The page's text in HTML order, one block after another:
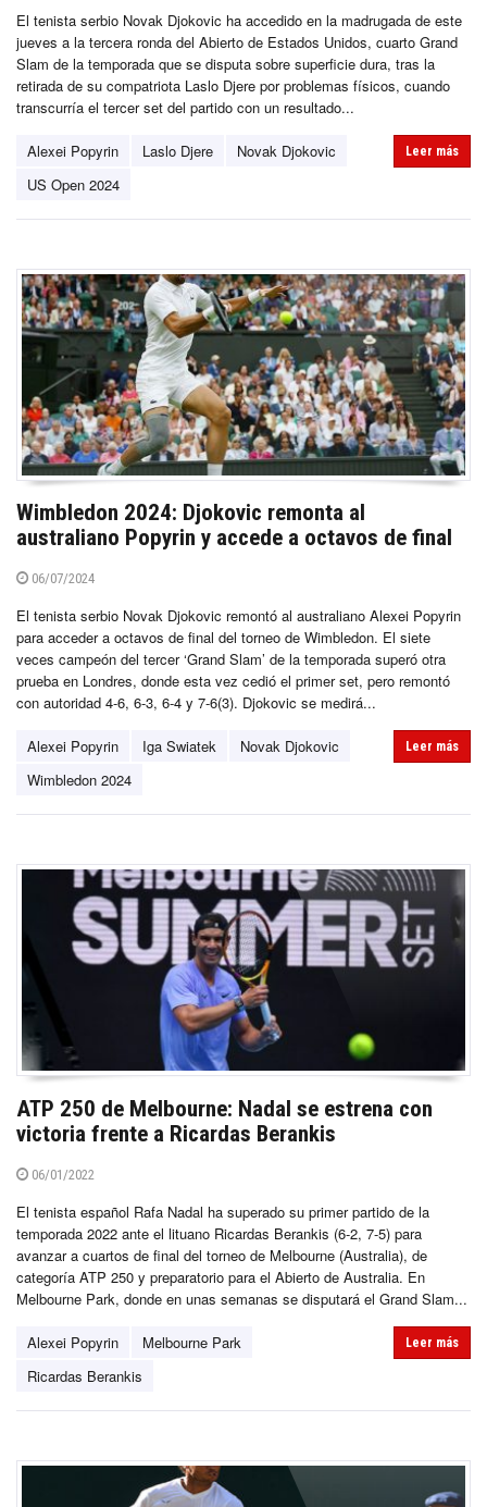
El tenista serbio Novak Djokovic ha accedido en la madrugada de este
jueves a la tercera ronda del Abierto de Estados Unidos, cuarto Grand
Slam de la temporada que se disputa sobre superficie dura, tras la
retirada de su compatriota Laslo Djere por problemas físicos, cuando
transcurría el tercer set del partido con un resultado...
Alexei Popyrin Laslo Djere
Novak Djokovic
US Open 2024
Leer más
Wimbledon 2024: Djokovic remonta al
australiano Popyrin y accede a octavos de final
06/07/2024
El tenista serbio Novak Djokovic remontó al australiano Alexei Popyrin
para acceder a octavos de final del torneo de Wimbledon. El siete
veces campeón del tercer ‘Grand Slam’ de la temporada superó otra
prueba en Londres, donde esta vez cedió el primer set, pero remontó
con autoridad 4-6, 6-3, 6-4 y 7-6(3). Djokovic se medirá...
Alexei Popyrin Iga Swiatek
Novak Djokovic
Wimbledon 2024
Leer más
ATP 250 de Melbourne: Nadal se estrena con
victoria frente a Ricardas Berankis
06/01/2022
El tenista español Rafa Nadal ha superado su primer partido de la
temporada 2022 ante el lituano Ricardas Berankis (6-2, 7-5) para
avanzar a cuartos de final del torneo de Melbourne (Australia), de
categoría ATP 250 y preparatorio para el Abierto de Australia. En
Melbourne Park, donde en unas semanas se disputará el Grand Slam...
Alexei Popyrin
Melbourne Park
Ricardas Berankis
Leer más